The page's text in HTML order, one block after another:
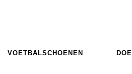
VOETBALSCHOENEN